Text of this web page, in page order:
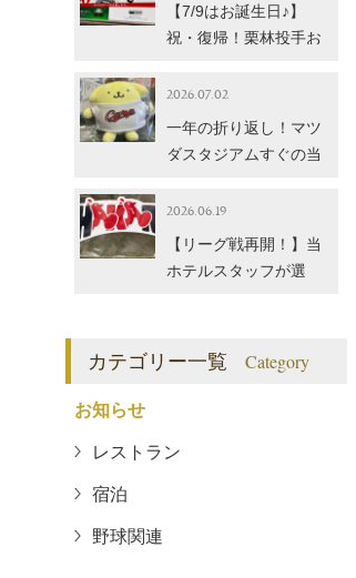
【7/9はお誕生日♪】
祝・復帰！栗林投手お
当館のイチオシカープ
グッズもご紹介
2026.07.02
一年の折り返し！マツ
ダスタジアムすぐの当
サンリオ」コラボグッ
ズ
2026.06.19
【リーグ戦再開！】当
ホテルスタッフが選
カテゴリー一覧 Category
お知らせ
レストラン
宿泊
野球関連